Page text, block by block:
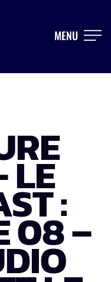
MENU
LE
:
08 –